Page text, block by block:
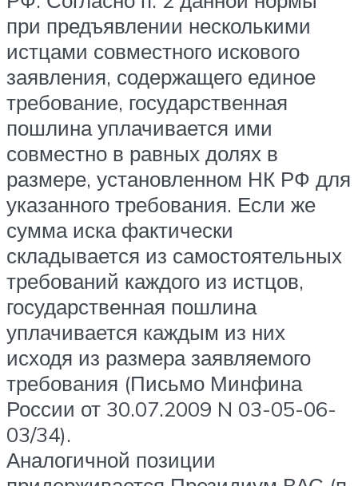
при предъявлении несколькими
истцами совместного искового
заявления, содержащего единое
требование, государственная
пошлина уплачивается ими
совместно в равных долях в
размере, установленном НК РФ для
указанного требования. Если же
сумма иска фактически
складывается из самостоятельных
требований каждого из истцов,
государственная пошлина
уплачивается каждым из них
исходя из размера заявляемого
требования (Письмо Минфина
России от 30.07.2009 N 03-05-06-
03/34).
Аналогичной позиции